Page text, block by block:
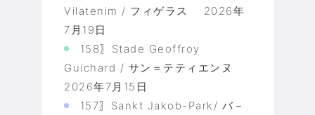
Vilatenim / フィゲラス
2026年
7月19日
158〗Stade Geoffroy
Guichard / サン＝テティエンヌ
2026年7月15日
157〗Sankt Jakob-Park/ バ－